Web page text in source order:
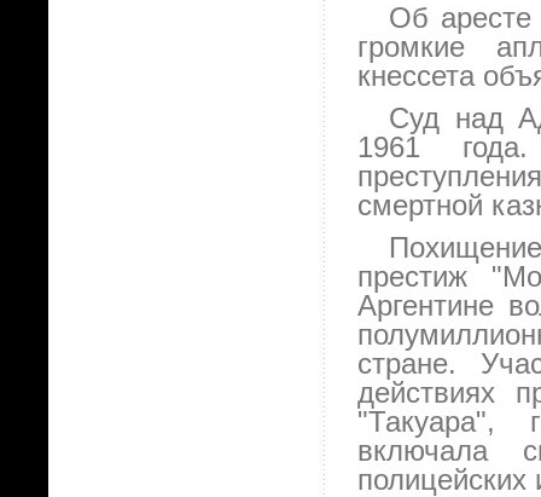
Об аресте
громкие
кнессета
Суд над
1961
смертной
престиж
Аргентине
стране.
действиях
"Такуара",
включала
полицейских